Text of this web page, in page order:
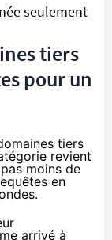
seulement
tiers
pour un
tiers
revient
moins de
en
arrivé à